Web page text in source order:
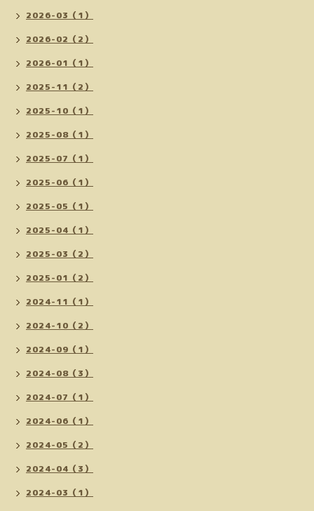
2026-03（1）
2026-02（2）
2026-01（1）
2025-11（2）
2025-10（1）
2025-08（1）
2025-07（1）
2025-06（1）
2025-05（1）
2025-04（1）
2025-03（2）
2025-01（2）
2024-11（1）
2024-10（2）
2024-09（1）
2024-08（3）
2024-07（1）
2024-06（1）
2024-05（2）
2024-04（3）
2024-03（1）